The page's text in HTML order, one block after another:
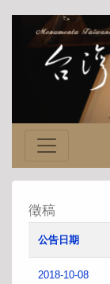
徵稿
公告日期
2018-10-08